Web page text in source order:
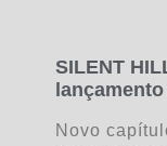
SILENT
Novo